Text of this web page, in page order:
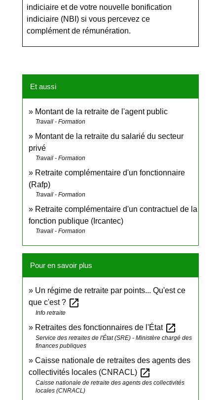
indiciaire et de votre nouvelle bonification
indiciaire (NBI) si vous percevez ce
complément de rémunération.
Et aussi
Montant de la retraite de l'agent public
Travail - Formation
Montant de la retraite du salarié du secteur
privé
Travail - Formation
Retraite complémentaire d'un fonctionnaire
(Rafp)
Travail - Formation
Retraite complémentaire d'un contractuel de la
fonction publique (Ircantec)
Travail - Formation
Pour en savoir plus
Un régime de retraite par points... Qu'est ce
que c'est ? open_in_new
Info retraite
Retraites des fonctionnaires de l'État open_in_new
Service des retraites de l'État (SRE) - Ministère chargé des
finances publiques
Caisse nationale de retraites des agents des
collectivités locales (CNRACL) open_in_new
Caisse nationale de retraite des agents des collectivités
locales (CNRACL)